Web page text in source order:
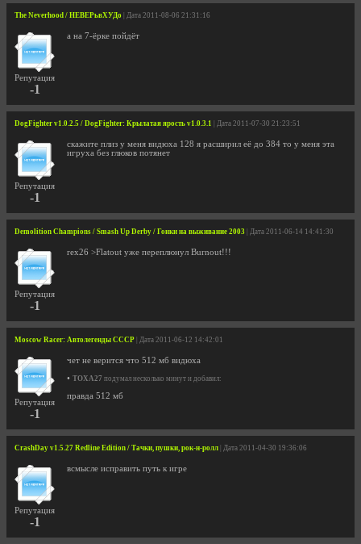
The Neverhood / НЕВЕРьвХУДо | Дата 2011-08-06 21:31:16
Репутация
-1
а на 7-ёрке пойдёт
DogFighter v1.0.2.5 / DogFighter: Крылатая ярость v1.0.3.1 | Дата 2011-07-30 21:23:51
Репутация
-1
скажите плиз у меня видюха 128 я расширил её до 384 то у меня эта
игруха без глюков потянет
Demolition Champions / Smash Up Derby / Гонки на выживание 2003 | Дата 2011-06-14 14:41:30
Репутация
-1
rex26 >Flatout уже переплюнул Burnout!!!
Moscow Racer: Автолегенды СССР | Дата 2011-06-12 14:42:01
Репутация
-1
чет не верится что 512 мб видюха
• TOXA27 подумал несколько минут и добавил:
правда 512 мб
CrashDay v1.5.27 Redline Edition / Тачки, пушки, рок-н-ролл | Дата 2011-04-30 19:36:06
Репутация
-1
всмысле исправить путь к игре